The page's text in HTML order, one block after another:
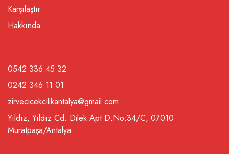
Karşılaştır
Hakkında
0542 336 45 32
0242 346 11 01
zirvecicekcilikantalya@gmail.com
Yıldız, Yıldız Cd. Dilek Apt D:No:34/C, 07010
Muratpaşa/Antalya